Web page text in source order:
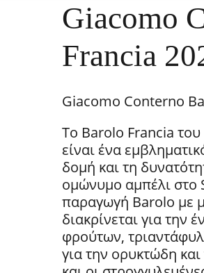
Giacomo
Francia
Giacomo Conterno
Το Barolo Francia
είναι ένα
δομή και τη
ομώνυμο αμπέλι στο
παραγωγή Barolo με
διακρίνεται για την
φρούτων,
για την ορυκτώδη